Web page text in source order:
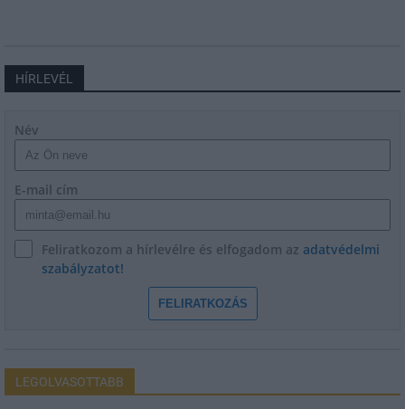
HÍRLEVÉL
Név
E-mail cím
Feliratkozom a hírlevélre és elfogadom az adatvédelmi
szabályzatot!
FELIRATKOZÁS
LEGOLVASOTTABB